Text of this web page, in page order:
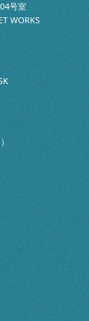
号室
WORKS